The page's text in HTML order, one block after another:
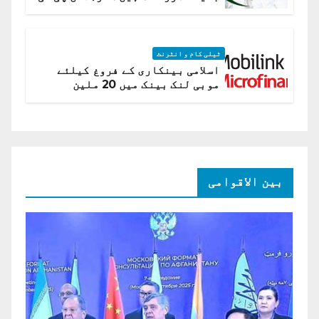
ٹیلی کام و انٹرنٹ
اسلامی بینکاری کے فروغ کیلئے
موبی لنک بینک میں 20 ملین
بین الاقوامی